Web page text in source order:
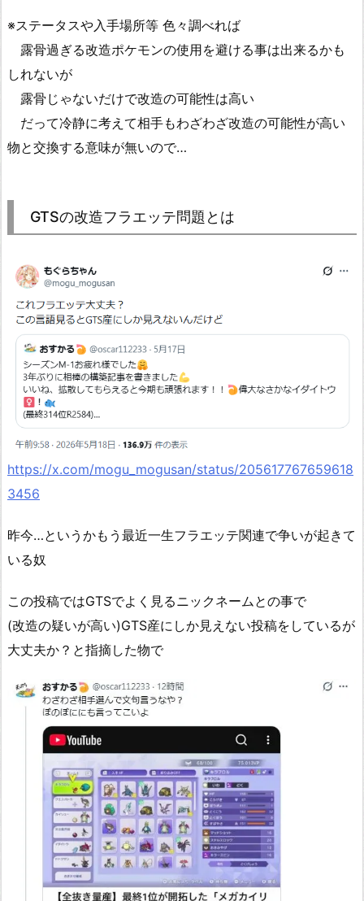
※ステータスや入手場所等 色々調べれば
露骨過ぎる改造ポケモンの使用を避ける事は出来るかも
しれないが
露骨じゃないだけで改造の可能性は高い
だって冷静に考えて相手もわざわざ改造の可能性が高い
物と交換する意味が無いので…
GTSの改造フラエッテ問題とは
https://x.com/mogu_mogusan/status/205617767659618
3456
昨今…というかもう最近一生フラエッテ関連で争いが起きて
いる奴
この投稿ではGTSでよく見るニックネームとの事で
(改造の疑いが高い)GTS産にしか見えない投稿をしているが
大丈夫か？と指摘した物で